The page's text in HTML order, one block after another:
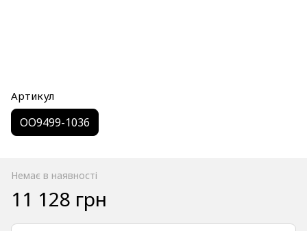
Артикул
OO9499-1036
Немає в наявності
11 128 грн